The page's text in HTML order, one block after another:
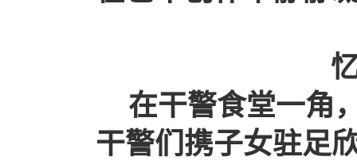
在干警食堂一角
干警们携子女驻足